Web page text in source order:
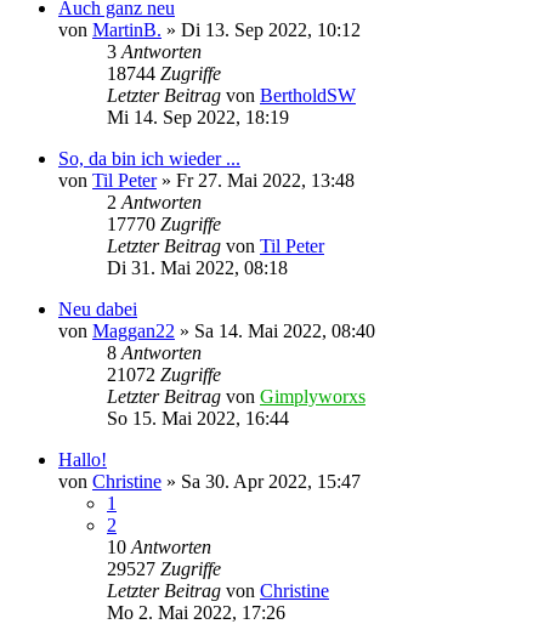
Auch ganz neu
von MartinB. » Di 13. Sep 2022, 10:12
3 Antworten
18744 Zugriffe
Letzter Beitrag von BertholdSW
Mi 14. Sep 2022, 18:19
So, da bin ich wieder ...
von Til Peter» Fr 27. Mai 2022, 13:48
2 Antworten
17770 Zugriffe
Letzter Beitrag von Til Peter
Di 31. Mai 2022, 08:18
Neu dabei
von Maggan22 » Sa 14. Mai 2022, 08:40
8 Antworten
21072 Zugriffe
Letzter Beitrag von Gimplyworxs
So 15. Mai 2022, 16:44
Hallo!
von Christine » Sa 30. Apr 2022, 15:47
1
2
10 Antworten
29527 Zugriffe
Letzter Beitrag von Christine
Mo 2. Mai 2022, 17:26